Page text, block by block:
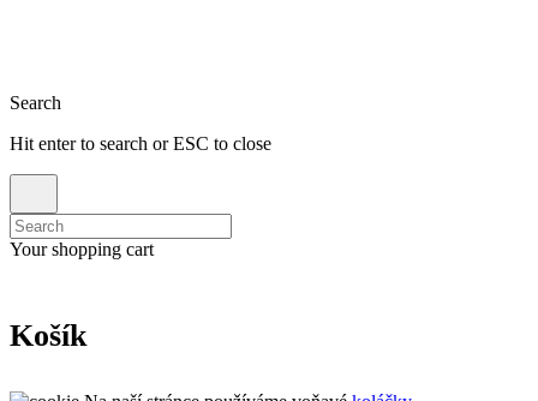
Search
Hit enter to search or ESC to close
Search
for:
Your shopping cart
Košík